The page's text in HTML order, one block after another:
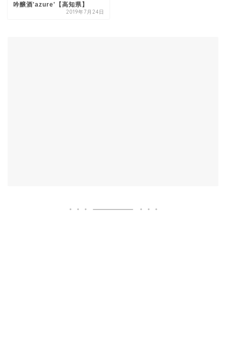
吟醸酒'azure'【高知県】
2019年7月24日